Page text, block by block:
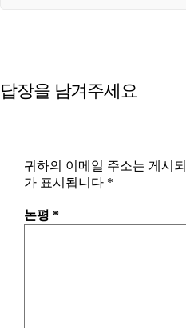
답장을 남겨주세요
귀하의 이메일 주소는 게시
가 표시됩니다 *
논평 *